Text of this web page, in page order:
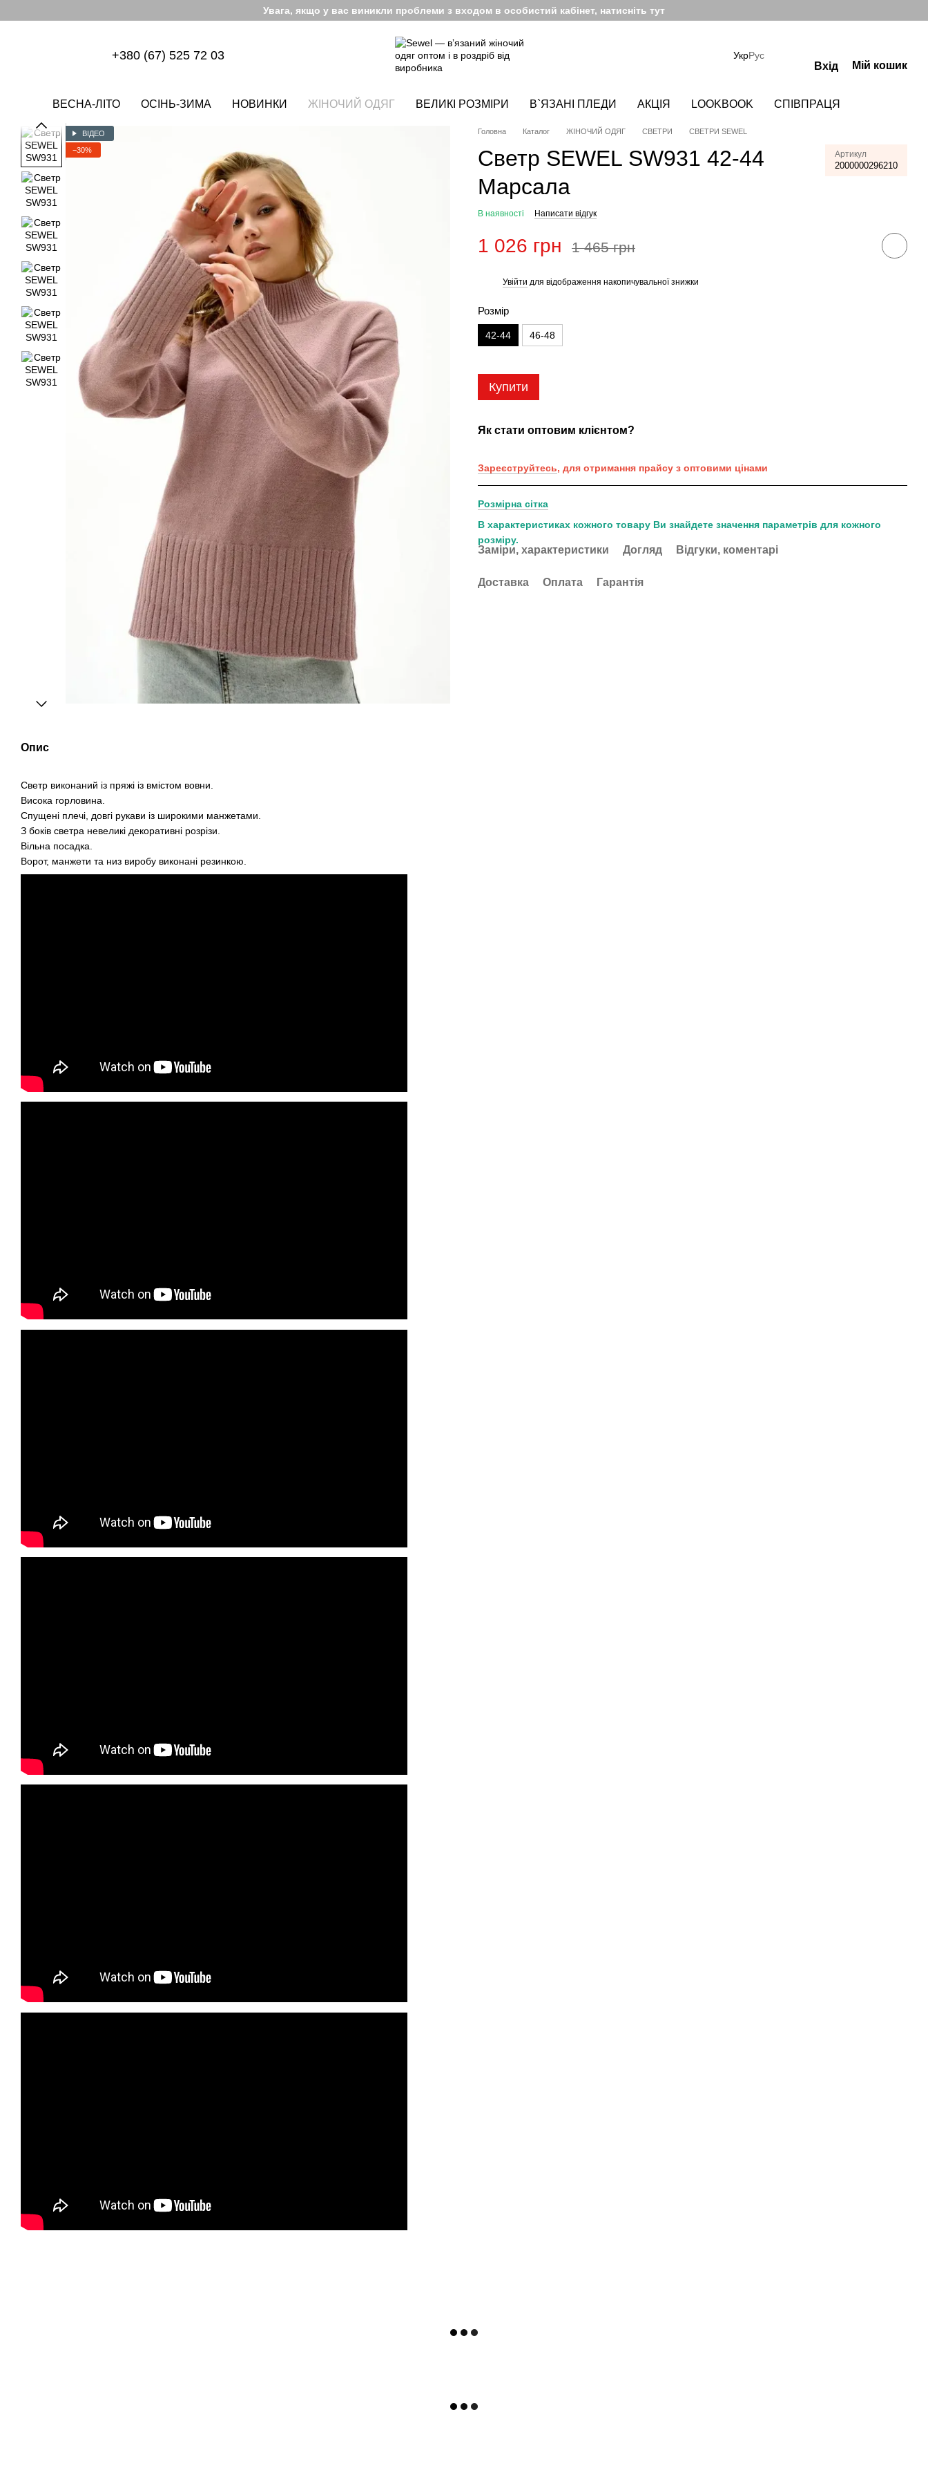
Увага, якщо у вас виникли проблеми з входом в особистий кабінет, натисніть тут
+380 (67) 525 72 03 УкрРус
Вхід Мій кошик
ВЕСНА-ЛІТО ОСІНЬ-ЗИМА НОВИНКИ ЖІНОЧИЙ ОДЯГ ВЕЛИКІ РОЗМІРИ В`ЯЗАНІ ПЛЕДИ АКЦІЯ LOOKBOOK СПІВПРАЦЯ
ВІДЕО
−30%
Опис
Светр виконаний із пряжі із вмістом вовни.
Висока горловина.
Спущені плечі, довгі рукави із широкими манжетами.
З боків светра невеликі декоративні розрізи.
Вільна посадка.
Ворот, манжети та низ виробу виконані резинкою.
Головна Каталог ЖІНОЧИЙ ОДЯГ СВЕТРИ СВЕТРИ SEWEL
Светр SEWEL SW931 42-44
Марсала
Артикул
2000000296210
В наявності Написати відгук
1 026 грн 1 465 грн
Увійти для відображення накопичувальної знижки
Розмір
42-44 46-48
Купити
Як стати оптовим клієнтом?
Зареєструйтесь, для отримання прайсу з оптовими цінами
Розмірна сітка
В характеристиках кожного товару Ви знайдете значення параметрів для кожного
розміру.
Заміри, характеристики Догляд Відгуки, коментарі
Доставка Оплата Гарантія